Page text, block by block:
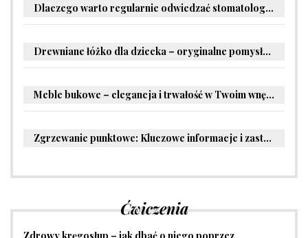
Dlaczego warto regularnie odwiedzać stomatologa?
Drewniane łóżko dla dziecka – oryginalne pomysły na aranżację pokoju malucha
Meble bukowe – elegancja i trwałość w Twoim wnętrzu
Zgrzewanie punktowe: Kluczowe informacje i zastosowania w przemyśle
Ćwiczenia